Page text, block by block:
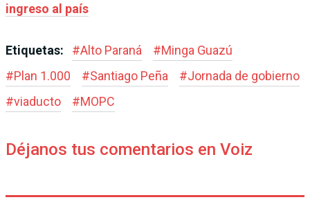
ingreso al país
Etiquetas: #Alto Paraná #Minga Guazú
#Plan 1.000 #Santiago Peña #Jornada de gobierno
#viaducto #MOPC
Déjanos tus comentarios en Voiz